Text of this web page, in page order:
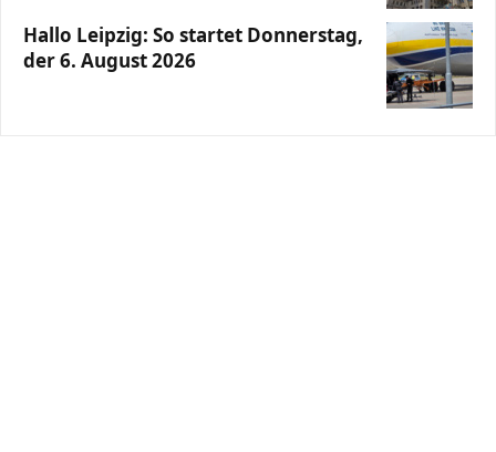
Hallo Leipzig: So startet Donnerstag,
der 6. August 2026